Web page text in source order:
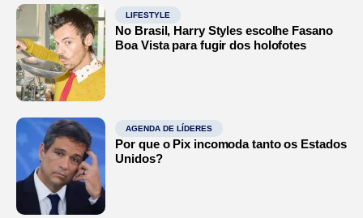
LIFESTYLE
No Brasil, Harry Styles escolhe Fasano
Boa Vista para fugir dos holofotes
AGENDA DE LÍDERES
Por que o Pix incomoda tanto os Estados
Unidos?